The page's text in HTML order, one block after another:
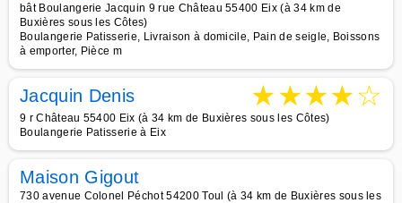
bât Boulangerie Jacquin 9 rue Château 55400 Eix (à 34 km de
Buxières sous les Côtes)
Boulangerie Patisserie, Livraison à domicile, Pain de seigle, Boissons
à emporter, Pièce m
Jacquin Denis ★★★★☆
9 r Château 55400 Eix (à 34 km de Buxières sous les Côtes)
Boulangerie Patisserie à Eix
Maison Gigout
730 avenue Colonel Péchot 54200 Toul (à 34 km de Buxières sous les